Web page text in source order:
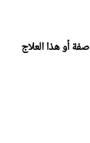
أو هذا العلاج